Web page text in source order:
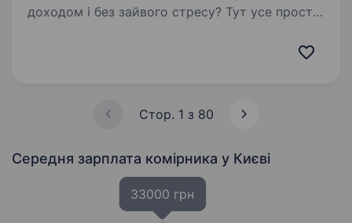
доходом і без зайвого стресу? Тут усе просто:
Стор. 1 з 80
Середня зарплата комірника у Києві
33000 грн